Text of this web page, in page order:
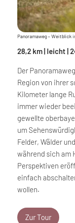
Panoramaweg – Weitblick
28,2 km | leicht |
Der
Region von ihrer
Kilometer lange
immer wieder
gewellte
um
Felder, Wälder
während sich am
Perspektiven
einfach
wollen.
Zur Tour